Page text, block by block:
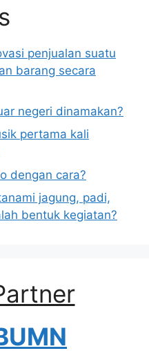
penjualan suatu
barang secara
negeri dinamakan?
pertama kali
dengan cara?
jagung, padi,
bentuk kegiatan?